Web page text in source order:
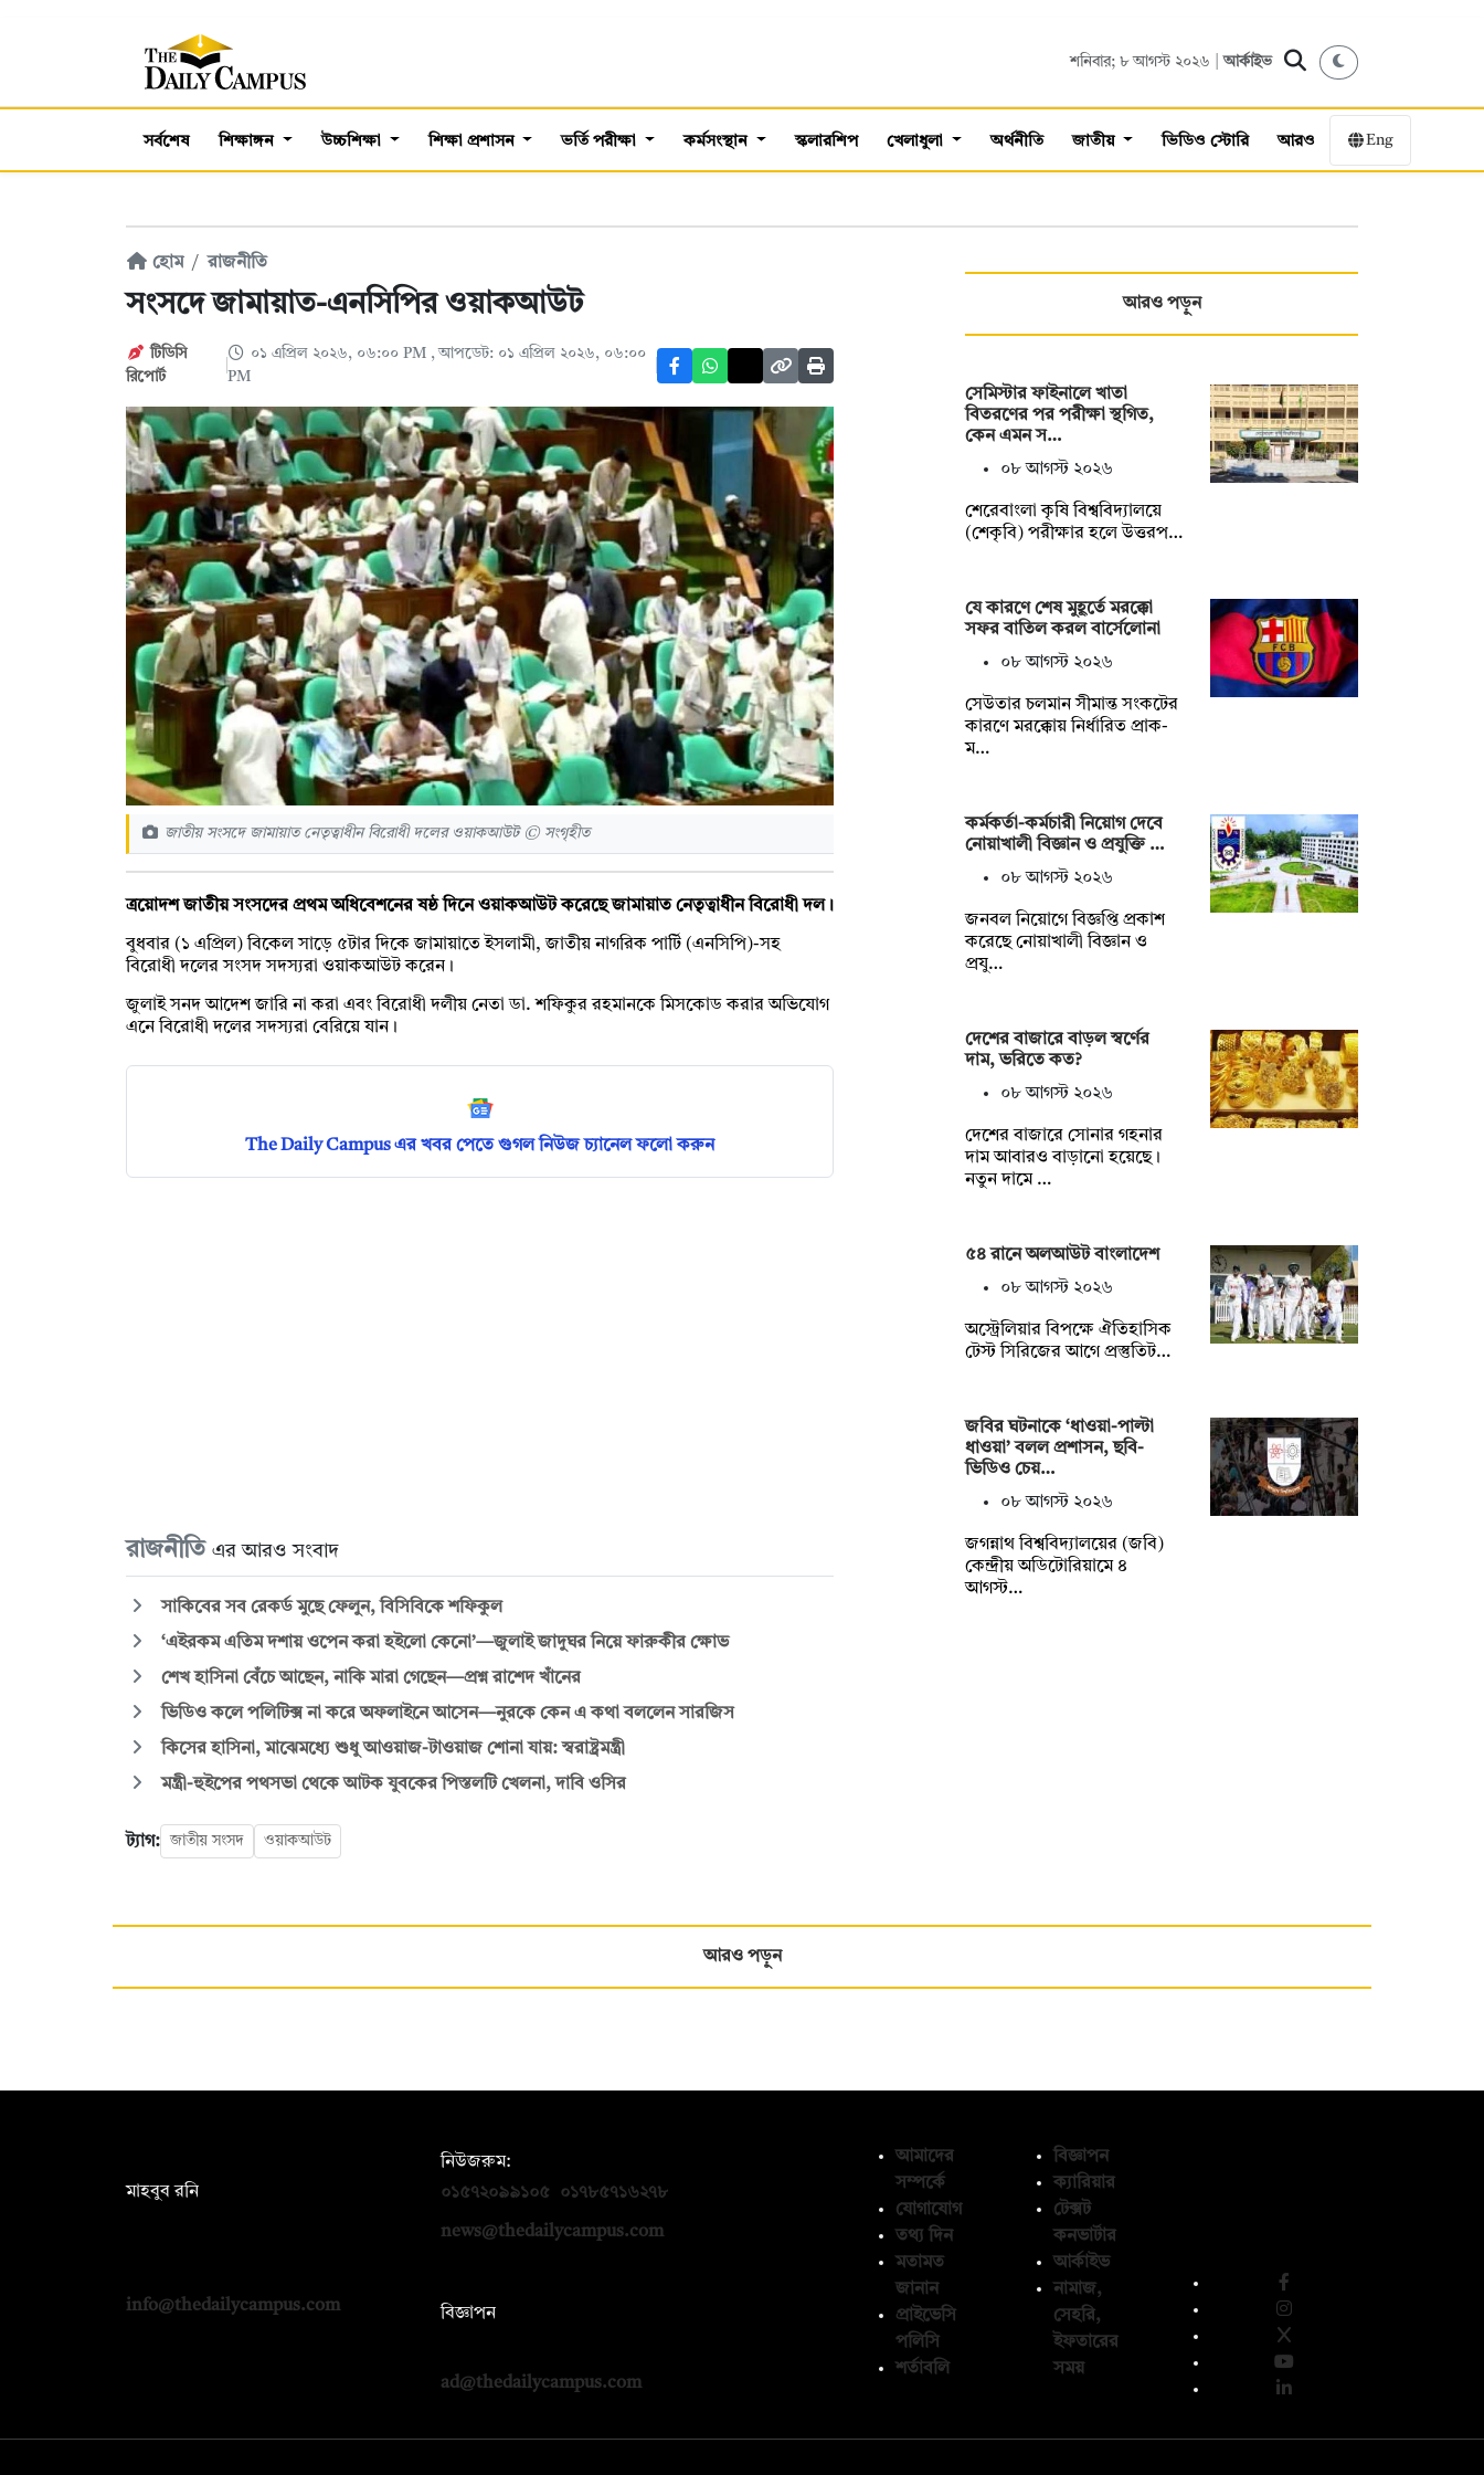
শনিবার; ৮ আগস্ট ২০২৬ |আর্কাইভ
সর্বশেষ শিক্ষাঙ্গন উচ্চশিক্ষা শিক্ষা প্রশাসন ভর্তি পরীক্ষা কর্মসংস্থান স্কলারশিপ খেলাধুলা অর্থনীতি জাতীয় ভিডিও স্টোরি আরও Eng
হোম রাজনীতি
সংসদে জামায়াত-এনসিপির ওয়াকআউট
টিডিসি
‍রিপোর্ট
০১ এপ্রিল ২০২৬, ০৬:০০ PM , আপডেট: ০১ এপ্রিল ২০২৬, ০৬:০০
PM
জাতীয় সংসদে জামায়াত নেতৃত্বাধীন বিরোধী দলের ওয়াকআউট © সংগৃহীত
ত্রয়োদশ জাতীয় সংসদের প্রথম অধিবেশনের ষষ্ঠ দিনে ওয়াকআউট করেছে জামায়াত নেতৃত্বাধীন বিরোধী দল।
বুধবার (১ এপ্রিল) বিকেল সাড়ে ৫টার দিকে জামায়াতে ইসলামী, জাতীয় নাগরিক পার্টি (এনসিপি)-সহ
বিরোধী দলের সংসদ সদস্যরা ওয়াকআউট করেন।
জুলাই সনদ আদেশ জারি না করা এবং বিরোধী দলীয় নেতা ডা. শফিকুর রহমানকে মিসকোড করার অভিযোগ
এনে বিরোধী দলের সদস্যরা বেরিয়ে যান।
The Daily Campus এর খবর পেতে গুগল নিউজ চ্যানেল ফলো করুন
রাজনীতি এর আরও সংবাদ
সাকিবের সব রেকর্ড মুছে ফেলুন, বিসিবিকে শফিকুল
‘এইরকম এতিম দশায় ওপেন করা হইলো কেনো’—জুলাই জাদুঘর নিয়ে ফারুকীর ক্ষোভ
শেখ হাসিনা বেঁচে আছেন, নাকি মারা গেছেন—প্রশ্ন রাশেদ খাঁনের
ভিডিও কলে পলিটিক্স না করে অফলাইনে আসেন—নুরকে কেন এ কথা বললেন সারজিস
কিসের হাসিনা, মাঝেমধ্যে শুধু আওয়াজ-টাওয়াজ শোনা যায়: স্বরাষ্ট্রমন্ত্রী
মন্ত্রী-হুইপের পথসভা থেকে আটক যুবকের পিস্তলটি খেলনা, দাবি ওসির
ট্যাগ: জাতীয় সংসদ ওয়াকআউট
আরও পড়ুন
সেমিস্টার ফাইনালে খাতা
বিতরণের পর পরীক্ষা স্থগিত,
কেন এমন স…
০৮ আগস্ট ২০২৬
শেরেবাংলা কৃষি বিশ্ববিদ্যালয়ে
(শেকৃবি) পরীক্ষার হলে উত্তরপ…
যে কারণে শেষ মুহূর্তে মরক্কো
সফর বাতিল করল বার্সেলোনা
০৮ আগস্ট ২০২৬
সেউতার চলমান সীমান্ত সংকটের
কারণে মরক্কোয় নির্ধারিত প্রাক-
ম…
কর্মকর্তা-কর্মচারী নিয়োগ দেবে
নোয়াখালী বিজ্ঞান ও প্রযুক্তি …
০৮ আগস্ট ২০২৬
জনবল নিয়োগে বিজ্ঞপ্তি প্রকাশ
করেছে নোয়াখালী বিজ্ঞান ও
প্রযু…
দেশের বাজারে বাড়ল স্বর্ণের
দাম, ভরিতে কত?
০৮ আগস্ট ২০২৬
দেশের বাজারে সোনার গহনার
দাম আবারও বাড়ানো হয়েছে।
নতুন দামে …
৫৪ রানে অলআউট বাংলাদেশ
০৮ আগস্ট ২০২৬
অস্ট্রেলিয়ার বিপক্ষে ঐতিহাসিক
টেস্ট সিরিজের আগে প্রস্তুতিট…
জবির ঘটনাকে ‘ধাওয়া-পাল্টা
ধাওয়া’ বলল প্রশাসন, ছবি-
ভিডিও চেয়…
০৮ আগস্ট ২০২৬
জগন্নাথ বিশ্ববিদ্যালয়ের (জবি)
কেন্দ্রীয় অডিটোরিয়ামে ৪
আগস্ট…
আরও পড়ুন
মাহবুব রনি
info@thedailycampus.com
নিউজরুম:
০১৫৭২০৯৯১০৫
০১৭৮৫৭১৬২৭৮
news@thedailycampus.com
বিজ্ঞাপন
ad@thedailycampus.com
আমাদের
সম্পর্কে
যোগাযোগ
তথ্য দিন
মতামত
জানান
প্রাইভেসি
পলিসি
শর্তাবলি
বিজ্ঞাপন
ক্যারিয়ার
টেক্সট
কনভার্টার
আর্কাইভ
নামাজ,
সেহরি,
ইফতারের
সময়